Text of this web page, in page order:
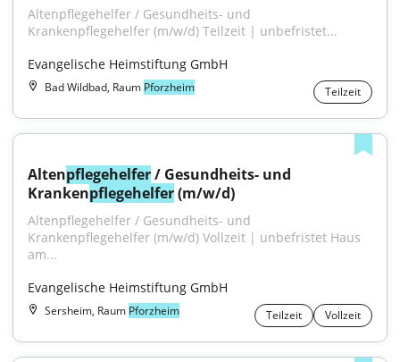
Altenpflegehelfer / Gesundheits- und
Krankenpflegehelfer (m/w/d) Teilzeit | unbefristet...
Evangelische Heimstiftung GmbH
Bad Wildbad, Raum Pforzheim Teilzeit
Altenpflegehelfer / Gesundheits- und
Krankenpflegehelfer (m/w/d)
Altenpflegehelfer / Gesundheits- und
Krankenpflegehelfer (m/w/d) Vollzeit | unbefristet Haus
am...
Evangelische Heimstiftung GmbH
Sersheim, Raum Pforzheim Teilzeit Vollzeit